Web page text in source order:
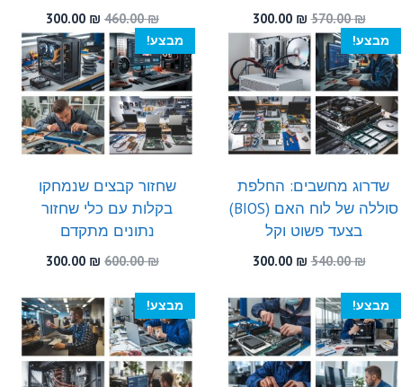
570.00₪
המחיר
המקורי
היה:
570.00 ₪.
300.00 ₪
הנוכחי
הוא:
300.00 ₪.
460.00₪
המחיר
המקורי
היה:
460.00 ₪.
300.00 ₪
המחיר
הנוכחי
הוא:
300.00 ₪.
מבצע!
שדרוג מחשבים: החלפת
סוללה של לוח האם (BIOS)
בצעד פשוט וקל
540.00₪
המחיר
היה:
540.00 ₪.
300.00 ₪
הוא:
300.00 ₪.
מבצע!
שחזור קבצים שנמחקו
בקלות עם כלי שחזור
נתונים מתקדם
600.00₪
המחיר
היה:
600.00 ₪.
300.00 ₪
המחיר
הוא:
300.00 ₪.
מבצע! מבצע!